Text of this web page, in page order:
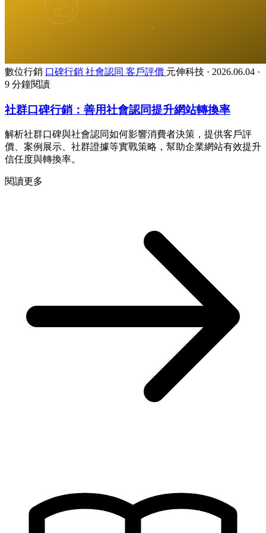
數位行銷 口碑行銷 社會認同 客戶評價 元伸科技 · 2026.06.04 ·
9 分鐘閱讀
社群口碑行銷：善用社會認同提升網站轉換率
解析社群口碑與社會認同如何影響消費者決策，提供客戶評
價、案例展示、社群證據等實戰策略，幫助企業網站有效提升
信任度與轉換率。
閱讀更多